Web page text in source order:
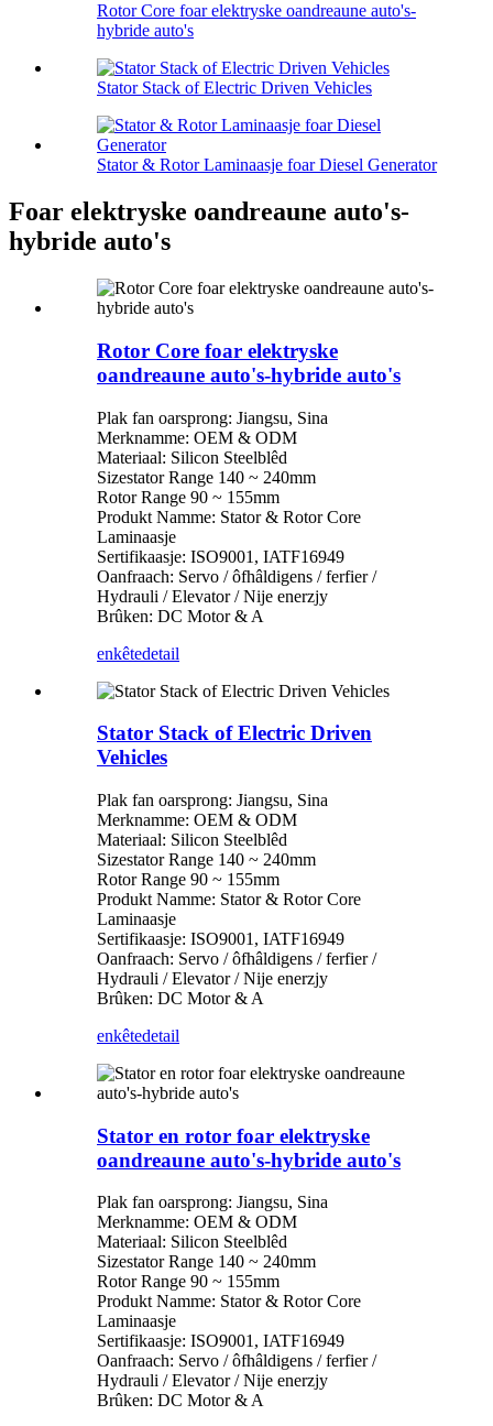
Rotor Core foar elektryske oandreaune auto's-
hybride auto's
Stator Stack of Electric Driven Vehicles
Stator & Rotor Laminaasje foar Diesel Generator
Foar elektryske oandreaune auto's-
hybride auto's
Rotor Core foar elektryske
oandreaune auto's-hybride auto's
Plak fan oarsprong: Jiangsu, Sina
Merknamme: OEM & ODM
Materiaal: Silicon Steelblêd
Sizestator Range 140 ~ 240mm
Rotor Range 90 ~ 155mm
Produkt Namme: Stator & Rotor Core
Laminaasje
Sertifikaasje: ISO9001, IATF16949
Oanfraach: Servo / ôfhâldigens / ferfier /
Hydrauli / Elevator / Nije enerzjy
Brûken: DC Motor & A
enkêtedetail
Stator Stack of Electric Driven
Vehicles
Plak fan oarsprong: Jiangsu, Sina
Merknamme: OEM & ODM
Materiaal: Silicon Steelblêd
Sizestator Range 140 ~ 240mm
Rotor Range 90 ~ 155mm
Produkt Namme: Stator & Rotor Core
Laminaasje
Sertifikaasje: ISO9001, IATF16949
Oanfraach: Servo / ôfhâldigens / ferfier /
Hydrauli / Elevator / Nije enerzjy
Brûken: DC Motor & A
enkêtedetail
Stator en rotor foar elektryske
oandreaune auto's-hybride auto's
Plak fan oarsprong: Jiangsu, Sina
Merknamme: OEM & ODM
Materiaal: Silicon Steelblêd
Sizestator Range 140 ~ 240mm
Rotor Range 90 ~ 155mm
Produkt Namme: Stator & Rotor Core
Laminaasje
Sertifikaasje: ISO9001, IATF16949
Oanfraach: Servo / ôfhâldigens / ferfier /
Hydrauli / Elevator / Nije enerzjy
Brûken: DC Motor & A